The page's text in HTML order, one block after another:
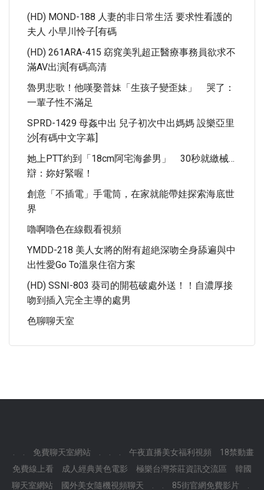
(HD) MOND-188 人妻的非日常生活 要求性看護的
夫人 小早川怜子[有碼
(HD) 261ARA-415 窈窕美乳超正醫療事務員欲求不
滿AV出演[有碼高清
魯男悲歌！他嘆娶普妹「生孩子變歪妹」 哭了：
一輩子性不滿足
SPRD-1429 母姦中出 兒子初次中出媽媽 設樂亞里
沙[有碼中文字幕]
她上PTT約到「18cm阿宅海參男」 30秒就繳械…
辯：妳好緊喔！
創意「不插電」手電筒，在家就能帶娃探索海底世
界
嚕啊嚕色在線觀看視頻
YMDD-218 美人女將的附有超絶深吻全身舔遍與中
出性愛Go To溫泉住宿方案
(HD) SSNI-803 葵司的開苞破處外送！！自濃厚接
吻到插入完全主導的處男
色聊聊天室
免費聊天室網站 午夜直播美女福利視頻
18禁動畫
免費線上看
成人經典黃色電影 極樂台灣茶莊資訊交流區
韓國
聊天室網站
國外美女隨機視頻聊天 85街官網免費影片